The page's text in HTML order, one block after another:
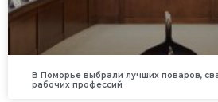
В Поморье выбрали лучших поваров,
рабочих профессий